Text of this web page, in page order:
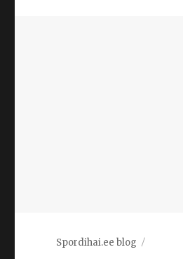
Spordihai.ee blog